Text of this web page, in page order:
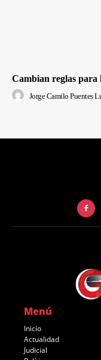
Cambian reglas para
Jorge Camilo Puentes
Menú
Inicio
Actualidad
Judicial